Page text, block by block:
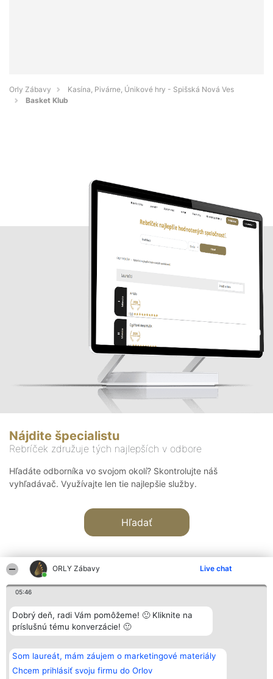
ORLY Zábavy Live chat
05:46
Dobrý deň, radi Vám pomôžeme! 🙂 Kliknite na
príslušnú tému konverzácie! 🙂
Som laureát, mám záujem o marketingové materiály
Chcem prihlásiť svoju firmu do Orlov
Orly Zábavy
Kasína, Pivárne, Únikové hry - Spišská Nová Ves
Basket Klub
Nájdite špecialistu
Rebríček združuje tých najlepších v odbore
Hľadáte odborníka vo svojom okolí? Skontrolujte náš
vyhľadávač. Využívajte len tie najlepšie služby.
Hľadať
Organizátor hodnotenia
Bright Side Solutions sp. z o.
o. sp. k.
Wrocław 50-079
KRS 0000749100 | Regon
381313360 | NIP 8943132676
+48 508 492 400
Hodnotenie
Laureáti
Lista
Laureatów
Podmienky
Obchodné
podmienky
Kontakt
Kontakt